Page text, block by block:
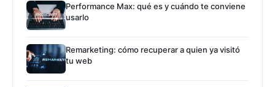
Performance Max: qué es y cuándo te conviene
usarlo
Remarketing: cómo recuperar a quien ya visitó
tu web